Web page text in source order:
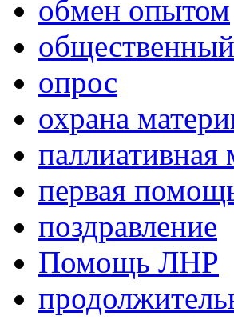
обмен опытом
опрос
охрана
первая
поздравление
Помощь ЛНР